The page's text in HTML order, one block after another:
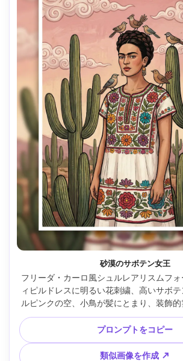
砂漠のサボテン女王
フリーダ・カーロ風シュルレアリスムフ
ィピルドレスに明るい花刺繍、高いサボ
ルピンクの空、小鳥が髪にとまり、装飾的
鮮やかかつアースカラー、詩的な孤独
85mmレンズ、浅い被写界深度、柔らかな
明 --ar 4:5
プロンプトをコピー
類似画像を作成 ↗